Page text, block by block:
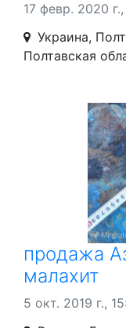
17 февр. 2020
Украина,
Полтавская
продажа
малахит
5 окт. 2019 г.,